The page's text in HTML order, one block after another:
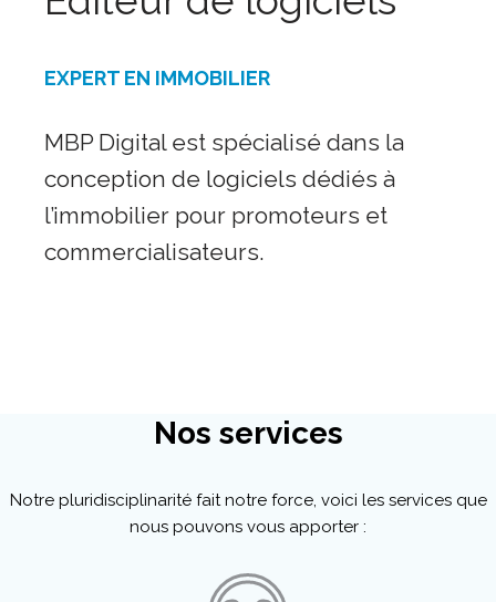
EXPERT EN IMMOBILIER
MBP Digital est spécialisé dans la
conception de logiciels dédiés à
l’immobilier pour promoteurs et
commercialisateurs.
Nos services
Notre pluridisciplinarité fait notre force, voici les services que
nous pouvons vous apporter :